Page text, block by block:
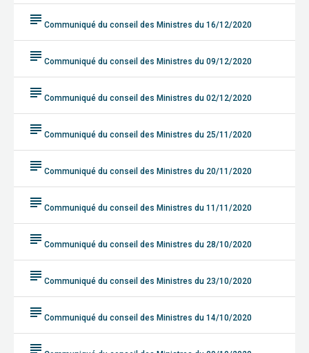
subject Communiqué du conseil des Ministres du 16/12/2020
subject Communiqué du conseil des Ministres du 09/12/2020
subject Communiqué du conseil des Ministres du 02/12/2020
subject Communiqué du conseil des Ministres du 25/11/2020
subject Communiqué du conseil des Ministres du 20/11/2020
subject Communiqué du conseil des Ministres du 11/11/2020
subject Communiqué du conseil des Ministres du 28/10/2020
subject Communiqué du conseil des Ministres du 23/10/2020
subject Communiqué du conseil des Ministres du 14/10/2020
subject